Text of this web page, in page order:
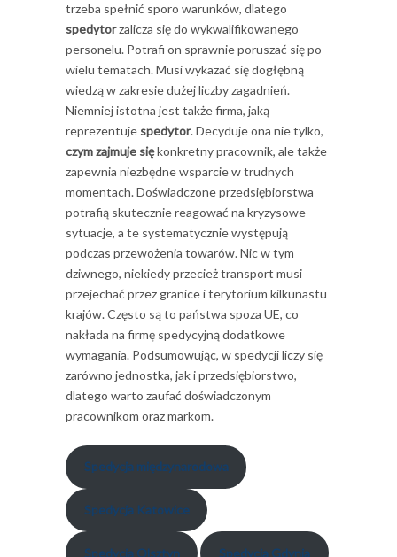
trzeba spełnić sporo warunków, dlatego
spedytorzalicza się do wykwalifikowanego
personelu. Potrafi on sprawnie poruszać się po
wielu tematach. Musi wykazać się dogłębną
wiedzą w zakresie dużej liczby zagadnień.
Niemniej istotna jest także firma, jaką
reprezentuje spedytor. Decyduje ona nie tylko,
czym zajmuje siękonkretny pracownik, ale także
zapewnia niezbędne wsparcie w trudnych
momentach. Doświadczone przedsiębiorstwa
potrafią skutecznie reagować na kryzysowe
sytuacje, a te systematycznie występują
podczas przewożenia towarów. Nic w tym
dziwnego, niekiedy przecież transport musi
przejechać przez granice i terytorium kilkunastu
krajów. Często są to państwa spoza UE, co
nakłada na firmę spedycyjną dodatkowe
wymagania. Podsumowując, w spedycji liczy się
zarówno jednostka, jak i przedsiębiorstwo,
dlatego warto zaufać doświadczonym
pracownikom oraz markom.
Spedycja międzynarodowa
Spedycja Katowice
Spedycja Olsztyn Spedycja Gdynia